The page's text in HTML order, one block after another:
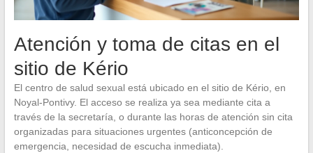
Atención y toma de citas en el
sitio de Kério
El centro de salud sexual está ubicado en el sitio de Kério, en
Noyal-Pontivy. El acceso se realiza ya sea mediante cita a
través de la secretaría, o durante las horas de atención sin cita
organizadas para situaciones urgentes (anticoncepción de
emergencia, necesidad de escucha inmediata).